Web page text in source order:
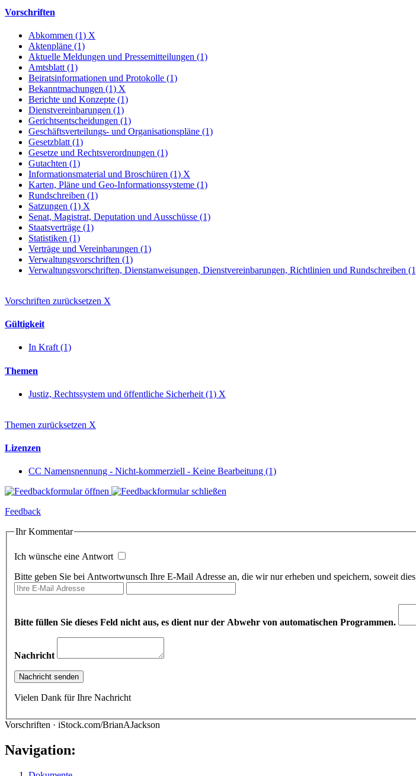
Vorschriften
Abkommen (1) X
Aktenpläne (1)
Aktuelle Meldungen und Pressemitteilungen (1)
Amtsblatt (1)
Beiratsinformationen und Protokolle (1)
Bekanntmachungen (1) X
Berichte und Konzepte (1)
Dienstvereinbarungen (1)
Gerichtsentscheidungen (1)
Geschäftsverteilungs- und Organisationspläne (1)
Gesetzblatt (1)
Gesetze und Rechtsverordnungen (1)
Gutachten (1)
Informationsmaterial und Broschüren (1) X
Karten, Pläne und Geo-Informationssysteme (1)
Rundschreiben (1)
Satzungen (1) X
Senat, Magistrat, Deputation und Ausschüsse (1)
Staatsverträge (1)
Statistiken (1)
Verträge und Vereinbarungen (1)
Verwaltungsvorschriften (1)
Verwaltungsvorschriften, Dienstanweisungen, Dienstvereinbarungen, Richtlinien und Rundschreiben
Vorschriften zurücksetzen X
Gültigkeit
In Kraft (1)
Themen
Justiz, Rechtssystem und öffentliche Sicherheit (1) X
Themen zurücksetzen X
Lizenzen
CC Namensnennung - Nicht-kommerziell - Keine Bearbeitung (1)
Feedback
Ihr Kommentar
Ich wünsche eine Antwort
Bitte geben Sie bei Antwortwunsch Ihre E-Mail Adresse an, die wir nur erheben und speichern, soweit
Bitte füllen Sie dieses Feld nicht aus, es dient nur der Abwehr von automatischen Programmen.
Nachricht
Vielen Dank für Ihre Nachricht
Vorschriften · iStock.com/BrianAJackson
Navigation: